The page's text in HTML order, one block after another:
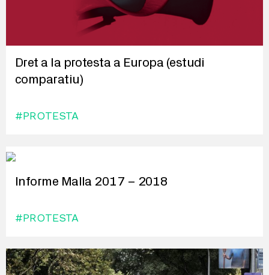
Dret a la protesta a Europa (estudi
comparatiu)
#PROTESTA
Informe Malla 2017 – 2018
#PROTESTA